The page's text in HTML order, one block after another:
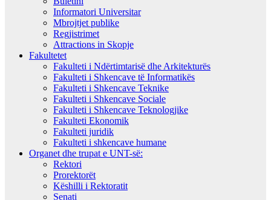
Informatori Universitar
Mbrojtjet publike
Regjistrimet
Attractions in Skopje
Fakultetet
Fakulteti i Ndërtimtarisë dhe Arkitekturës
Fakulteti i Shkencave të Informatikës
Fakulteti i Shkencave Teknike
Fakulteti i Shkencave Sociale
Fakulteti i Shkencave Teknologjike
Fakulteti Ekonomik
Fakulteti juridik
Fakulteti i shkencave humane
Organet dhe trupat e UNT-së:
Rektori
Prorektorët
Këshilli i Rektoratit
Senati